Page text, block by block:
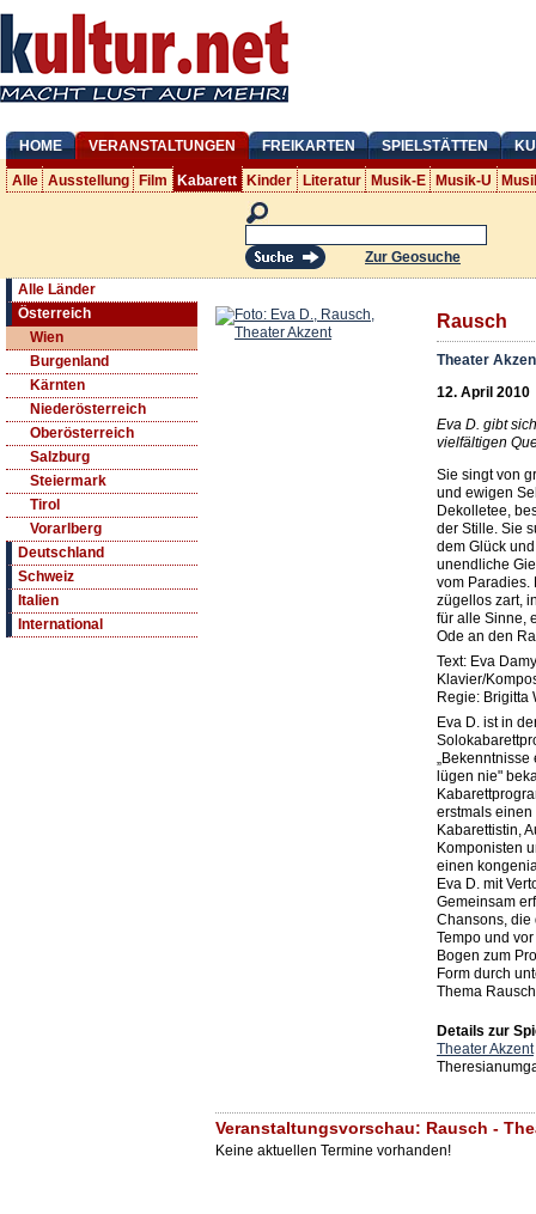
HOME VERANSTALTUNGEN FREIKARTEN SPIELSTÄTTEN
Alle Ausstellung Film Kabarett Kinder Literatur Musik-E Musik-U
Zur Geosuche
Alle Länder
Österreich
Wien
Burgenland
Kärnten
Niederösterreich
Oberösterreich
Salzburg
Steiermark
Tirol
Vorarlberg
Deutschland
Schweiz
Italien
International
Rausch
Theater
12. April 2010
Eva D. gibt
vielfältigen
Sie singt von
und ewigen
Dekolletee,
der Stille. Sie
dem Glück
unendliche
vom Paradies.
zügellos zart,
für alle Sinne,
Ode an den
Text: Eva
Klavier/
Regie: Brigitta
Eva D. ist in
„Bekenntnisse
lügen nie"
erstmals
Kabarettistin,
Komponisten
einen
Eva D. mit
Gemeinsam
Chansons, die
Tempo und
Bogen zum
Form durch
Thema
Details zur
Theater Akzent
Veranstaltungsvorschau: Rausch -
Keine aktuellen Termine vorhanden!